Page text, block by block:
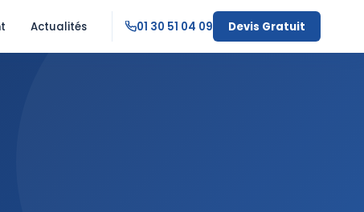
Actualités 01 30 51 04 09 Devis Gratuit